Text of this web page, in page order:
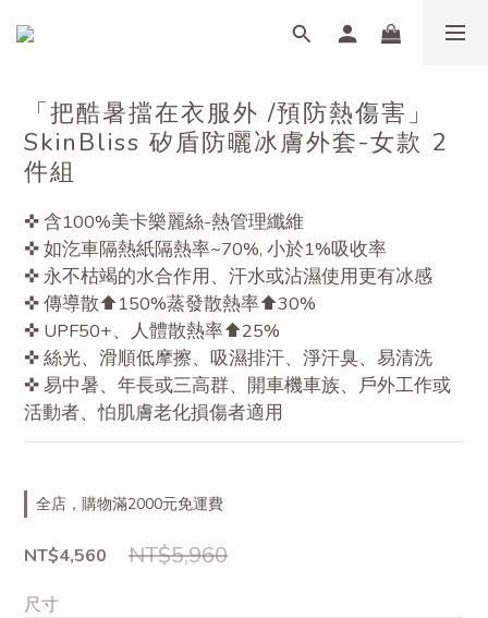
「把酷暑擋在衣服外 /預防熱傷害」
SkinBliss 矽盾防曬冰膚外套-女款 2
件組
✜ 含100%美卡樂麗絲-熱管理纖維
✜ 如汔車隔熱紙隔熱率~70%, 小於1%吸收率
✜ 永不枯竭的水合作用、汗水或沾濕使用更有冰感
✜ 傳導散⬆150%蒸發散熱率⬆30%
✜ UPF50+、人體散熱率⬆25%
✜ 絲光、滑順低摩擦、吸濕排汗、淨汗臭、易清洗
✜ 易中暑、年長或三高群、開車機車族、戶外工作或
活動者、怕肌膚老化損傷者適用
全店，購物滿2000元免運費
NT$4,560 NT$5,960
尺寸